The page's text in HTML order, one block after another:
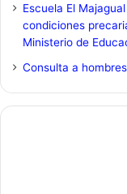
Escuela El
condiciones
Ministerio de
Consulta a